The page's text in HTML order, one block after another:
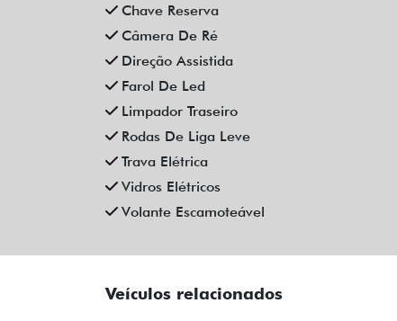
Chave Reserva
Câmera De Ré
Direção Assistida
Farol De Led
Limpador Traseiro
Rodas De Liga Leve
Trava Elétrica
Vidros Elétricos
Volante Escamoteável
Veículos relacionados